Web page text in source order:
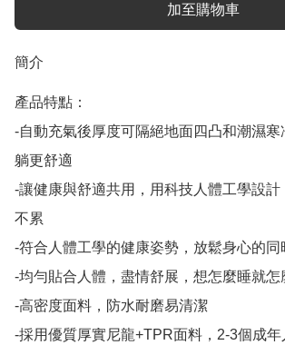
加至購物車
簡介
產品特點：
-自動充氣後厚度可隔絕地面四凸和潮濕寒
躺更舒適
-讓健康與舒適共用，用科技人體工學設
不累
-符合人體工學的健康姿勢，放鬆身心的同
-均勻貼合人體，盡情舒展，想怎麼睡就
-高密度面料，防水耐磨易清潔
-採用優質厚實尼龍+TPR面料，2-3個成